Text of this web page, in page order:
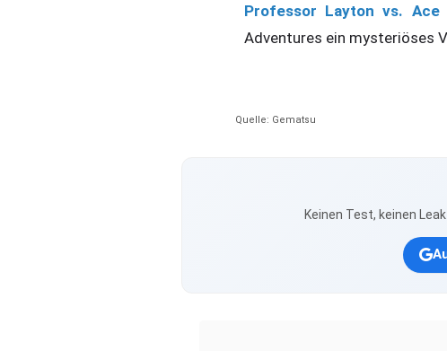
Professor Layton vs. Ace
Adventures ein mysteriöses
Quelle: Gematsu
Keinen Test, keinen